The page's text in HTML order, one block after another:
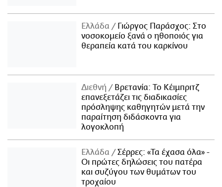
Ελλάδα
Γιώργος Παράσχος: Στο
νοσοκομείο ξανά ο ηθοποιός για
θεραπεία κατά του καρκίνου
Διεθνή
Βρετανία: Το Κέιμπριτζ
επανεξετάζει τις διαδικασίες
πρόσληψης καθηγητών μετά την
παραίτηση διδάσκοντα για
λογοκλοπή
Ελλάδα
Σέρρες: «Τα έχασα όλα» -
Οι πρώτες δηλώσεις του πατέρα
και συζύγου των θυμάτων του
τροχαίου